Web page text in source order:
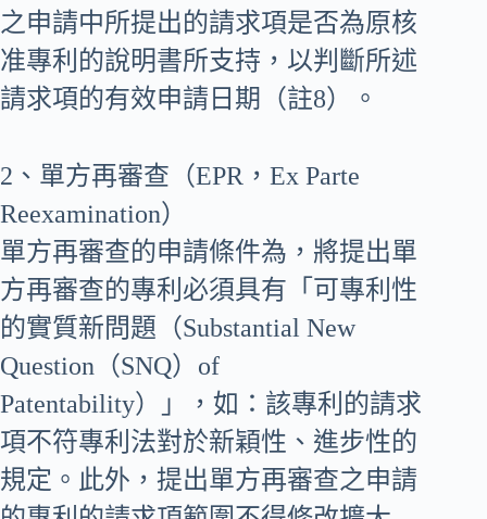
之申請中所提出的請求項是否為原核
准專利的說明書所支持，以判斷所述
請求項的有效申請日期（註8）。
2、單方再審查（EPR，Ex Parte
Reexamination）
單方再審查的申請條件為，將提出單
方再審查的專利必須具有「可專利性
的實質新問題（Substantial New
Question（SNQ）of
Patentability）」，如：該專利的請求
項不符專利法對於新穎性、進步性的
規定。此外，提出單方再審查之申請